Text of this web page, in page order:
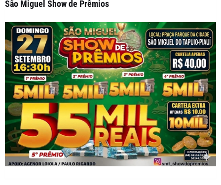
São Miguel Show de Prêmios